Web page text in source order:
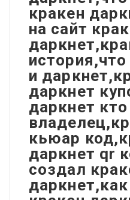
кракен
на сайт
и
даркнет
даркнет кто
кьюар
даркнет qr
создал